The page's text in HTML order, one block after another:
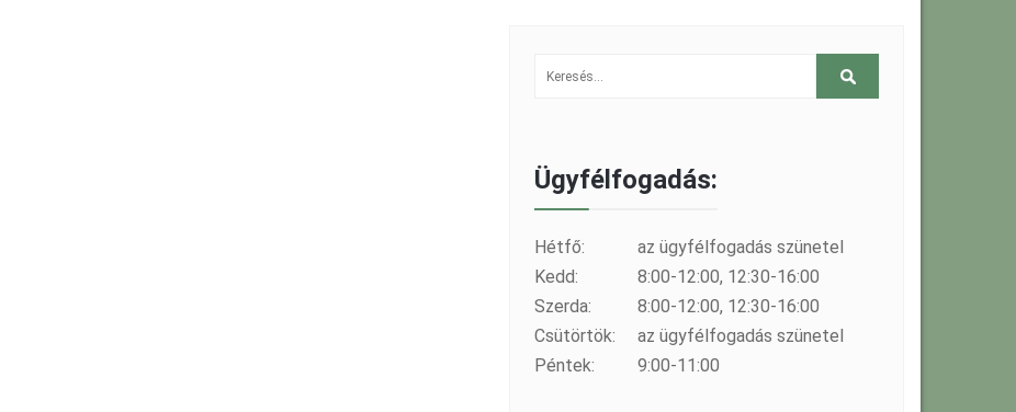
Ügyfélfogadás:
Hétfő:
az ügyfélfogadás szünetel
Kedd:
8:00-12:00, 12:30-16:00
Szerda:
8:00-12:00, 12:30-16:00
Csütörtök:
az ügyfélfogadás szünetel
Péntek:
9:00-11:00